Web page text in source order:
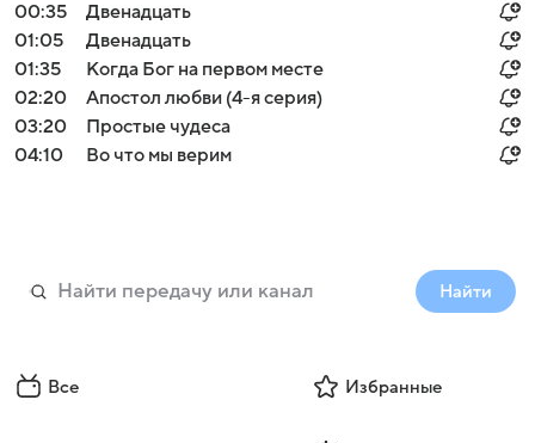
00:35
Двенадцать
01:05
Двенадцать
01:35
Когда Бог на первом месте
02:20
Апостол любви (4-я серия)
03:20
Простые чудеса
04:10
Во что мы верим
Найти
Все Избранные